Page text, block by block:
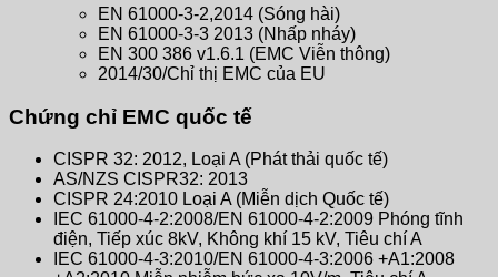
EN 61000-3-2,2014 (Sóng hài)
EN 61000-3-3 2013 (Nhấp nháy)
EN 300 386 v1.6.1 (EMC Viễn thông)
2014/30/Chỉ thị EMC của EU
Chứng chỉ EMC quốc tế
CISPR 32: 2012, Loại A (Phát thải quốc tế)
AS/NZS CISPR32: 2013
CISPR 24:2010 Loại A (Miễn dịch Quốc tế)
IEC 61000-4-2:2008/EN 61000-4-2:2009 Phóng tĩnh
điện, Tiếp xúc 8kV, Không khí 15 kV, Tiêu chí A
IEC 61000-4-3:2010/EN 61000-4-3:2006 +A1:2008